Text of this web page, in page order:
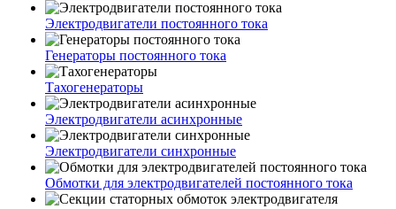
Электродвигатели постоянного тока
Генераторы постоянного тока
Тахогенераторы
Электродвигатели асинхронные
Электродвигатели синхронные
Обмотки для электродвигателей постоянного тока